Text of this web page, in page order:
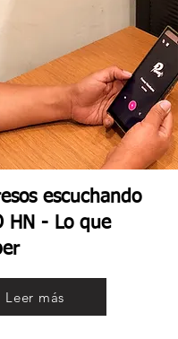
escuchando
HN - Lo que
Leer más